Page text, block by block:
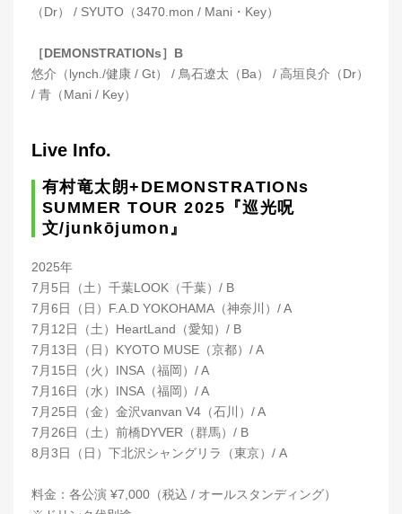
（Dr） / SYUTO（3470.mon / Mani・Key）
［DEMONSTRATIONs］B
悠介（lynch./健康 / Gt） / 鳥石遼太（Ba） / 高垣良介（Dr）
/ 青（Mani / Key）
Live Info.
有村竜太朗+DEMONSTRATIONs
SUMMER TOUR 2025『巡光呪
文/junkōjumon』
2025年
7月5日（土）千葉LOOK（千葉）/ B
7月6日（日）F.A.D YOKOHAMA（神奈川）/ A
7月12日（土）HeartLand（愛知）/ B
7月13日（日）KYOTO MUSE（京都）/ A
7月15日（火）INSA（福岡）/ A
7月16日（水）INSA（福岡）/ A
7月25日（金）金沢vanvan V4（石川）/ A
7月26日（土）前橋DYVER（群馬）/ B
8月3日（日）下北沢シャングリラ（東京）/ A
料金：各公演 ¥7,000（税込 / オールスタンディング）